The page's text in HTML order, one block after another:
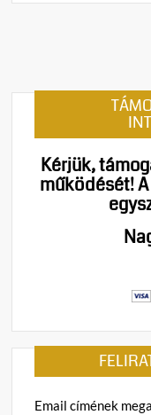
Kérjük,
működését!
Email címének